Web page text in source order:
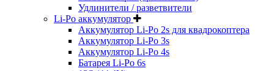
Удлинители / разветвители
Li-Po аккумулятор
Аккумулятор Li-Po 2s для квадрокоптера
Аккумулятор Li-Po 3s
Аккумулятор Li-Po 4s
Батарея Li-Po 6s